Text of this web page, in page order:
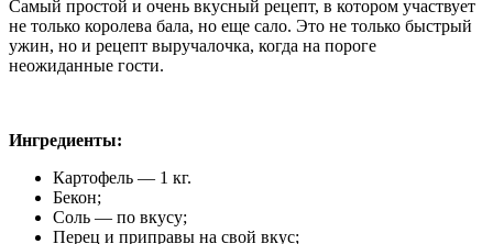
Самый простой и очень вкусный рецепт, в котором участвует
не только королева бала, но еще сало. Это не только быстрый
ужин, но и рецепт выручалочка, когда на пороге
неожиданные гости.
Ингредиенты:
Картофель — 1 кг.
Бекон;
Соль — по вкусу;
Перец и приправы на свой вкус;